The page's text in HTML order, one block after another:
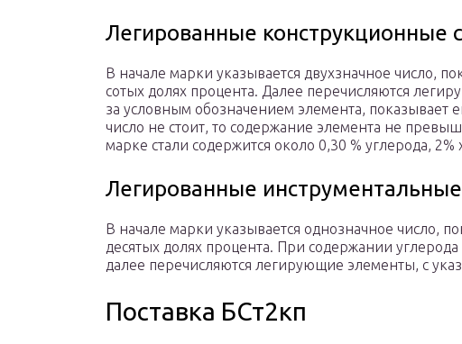
Легированные конструкционные
В начале марки указывается двухзначное число,
сотых долях процента. Далее перечисляются
за условным обозначением элемента, показывает
число не стоит, то содержание элемента не
марке стали содержится около 0,30 % углерода,
Легированные
В начале марки указывается однозначное число,
десятых долях процента. При содержании углерода
далее перечисляются легирующие элементы, с
Поставка БСт2кп